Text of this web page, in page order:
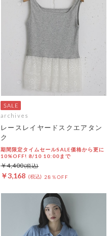
archives
レースレイヤードスクエアタン
ク
期間限定タイムセールSALE価格から更に
10%OFF! 8/10 10:00まで
￥3,168 28％OFF
￥4,400